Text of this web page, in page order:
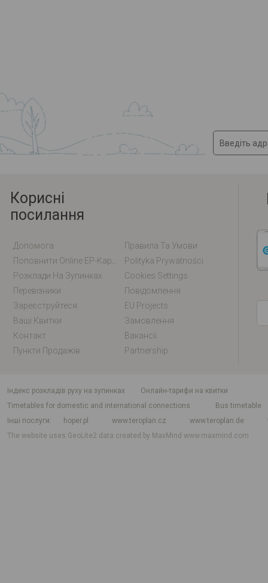
Корисні
посилання
Допомога
Правила Та Умови
Polityka Prywatności
Розклади На Зупинках
Cookies Settings
Перевізники
Повідомлення
Зареєструйтеся
EU Projects
Ваші Квитки
Замовлення
Контакт
Вакансії
Пункти Продажів
Partnership
індекс розкладів руху на зупинках
Онлайн-тарифи на квитки
Timetables for domestic and international connections
Bus timetable
Інші послуги
hoper.pl www.teroplan.cz www.teroplan.de
The website uses GeoLite2 data created by MaxMindwww.maxmind.com